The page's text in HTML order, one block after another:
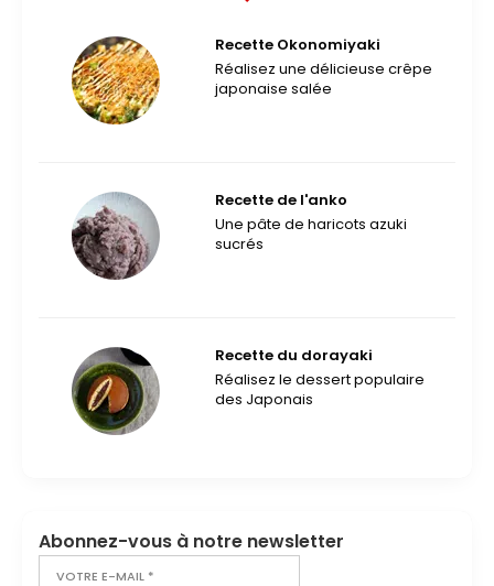
Recette Okonomiyaki
Réalisez une délicieuse crêpe
japonaise salée
Recette de l'anko
Une pâte de haricots azuki
sucrés
Recette du dorayaki
Réalisez le dessert populaire
des Japonais
Abonnez-vous à notre newsletter